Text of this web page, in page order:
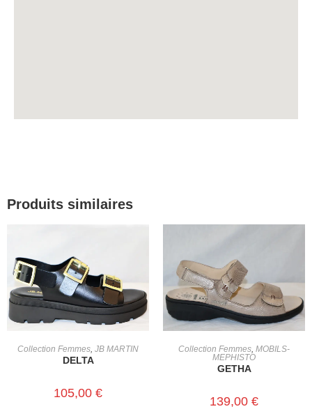
Produits similaires
CHOIX DES OPTIONS
Collection Femmes JB MARTIN
DELTA
105,00 €
CHOIX DES OPTIONS
Collection Femmes MOBILS-
MEPHISTO
GETHA
139,00 €